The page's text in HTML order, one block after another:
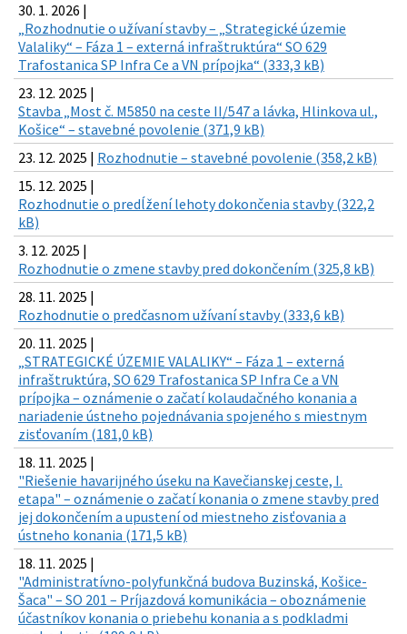
30. 1. 2026 |
„Rozhodnutie o užívaní stavby – „Strategické územie
Valaliky“ – Fáza 1 – externá infraštruktúra“ SO 629
Trafostanica SP Infra Ce a VN prípojka“ (333,3 kB)
23. 12. 2025 |
Stavba „Most č. M5850 na ceste II/547 a lávka, Hlinkova ul.,
Košice“ – stavebné povolenie (371,9 kB)
23. 12. 2025 | Rozhodnutie – stavebné povolenie (358,2 kB)
15. 12. 2025 |
Rozhodnutie o predĺžení lehoty dokončenia stavby (322,2
kB)
3. 12. 2025 |
Rozhodnutie o zmene stavby pred dokončením (325,8 kB)
28. 11. 2025 |
Rozhodnutie o predčasnom užívaní stavby (333,6 kB)
20. 11. 2025 |
„STRATEGICKÉ ÚZEMIE VALALIKY“ – Fáza 1 – externá
infraštruktúra, SO 629 Trafostanica SP Infra Ce a VN
prípojka – oznámenie o začatí kolaudačného konania a
nariadenie ústneho pojednávania spojeného s miestnym
zisťovaním (181,0 kB)
18. 11. 2025 |
"Riešenie havarijného úseku na Kavečianskej ceste, I.
etapa" – oznámenie o začatí konania o zmene stavby pred
jej dokončením a upustení od miestneho zisťovania a
ústneho konania (171,5 kB)
18. 11. 2025 |
"Administratívno-polyfunkčná budova Buzinská, Košice-
Šaca" – SO 201 – Príjazdová komunikácia – oboznámenie
účastníkov konania o priebehu konania a s podkladmi